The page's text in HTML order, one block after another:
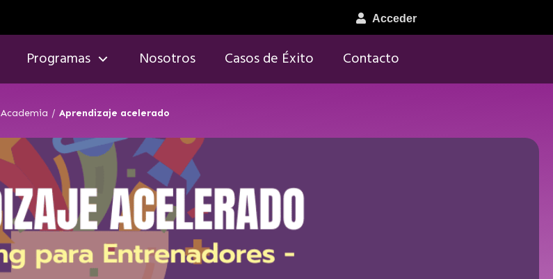
Acceder
Programas Nosotros Casos de Éxito Contacto
Academia / Aprendizaje acelerado